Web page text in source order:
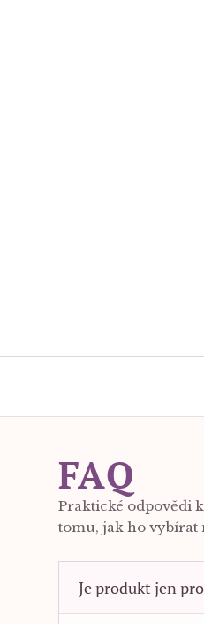
FAQ
Praktické odpovědi
tomu, jak ho vybírat
Je produkt jen